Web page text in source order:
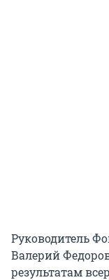
Руководитель
Валерий
результатам